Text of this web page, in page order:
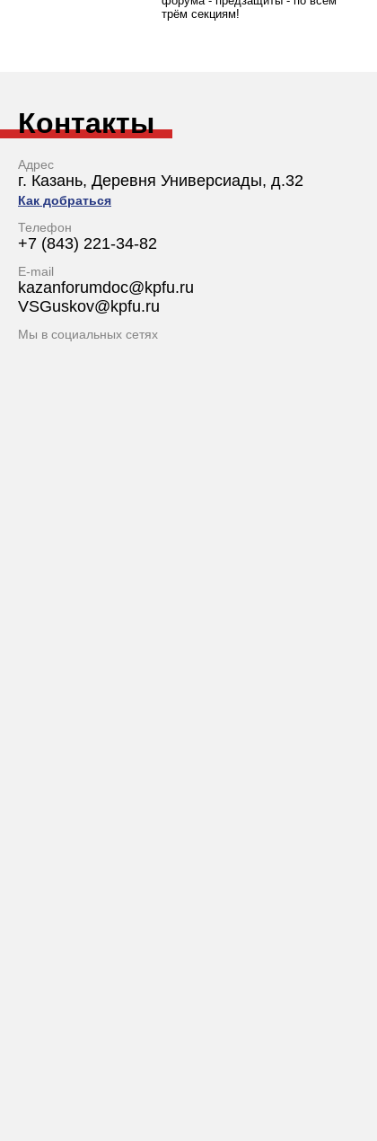
трём секциям!
Контакты
Адрес
г. Казань, Деревня Универсиады, д.32
Как добраться
Телефон
+7 (843) 221-34-82
E-mail
kazanforumdoc@kpfu.ru
VSGuskov@kpfu.ru
Мы в социальных сетях